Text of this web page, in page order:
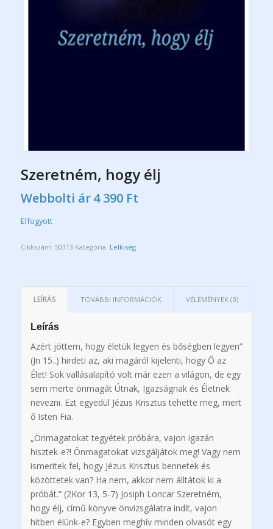
Szeretném, hogy élj
Webbolti ár 4 390 Ft
Elfogyott
Cikkszám: 50313 Kategória: Lelkiség
LEÍRÁS TOVÁBBI INFORMÁCIÓK VÉLEMÉNYEK (0)
Leírás
Azért jöttem, hogy életük legyen és bőségben legyen”
(Jn 15..) hirdeti az, aki magáról kijelenti, hogy Ő az
Élet! Sok vallásalapító volt már ezen a világon, de egy
sem merte önmagát Útnak, Igazságnak és Életnek
nevezni. Ezt egyedül Jézus Krisztus tehette meg, mert
ő Isten Fia.
„Önmagatokat tegyétek próbára, vajon igazán
hisztek-e?! Önmagatokat vizsgáljátok meg! Vagy nem
ismeritek fel, hogy Jézus Krisztus bennetek és
közöttetek van? Ha nem, akkor nem álltátok ki a
próbát.” (2Kor 13, 5-7) Josiph Loncar Szeretném,
hogy élj, című könyve önvizsgálatra indít, vajon
hitben élünk-e? Egyben meghív minden olvasót egy